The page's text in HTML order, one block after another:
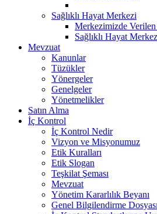
Sağlıklı Hayat Merkezi
Merkezimizde
Sağlıklı Hayat
Mevzuat
Kanunlar
Tüzükler
Yönergeler
Genelgeler
Yönetmelikler
Satın Alma
İç Kontrol
İç Kontrol Nedir
Vizyon ve Misyonumuz
Etik Kuralları
Etik Slogan
Teşkilat Şeması
Mevzuat
Yönetim Kararlılık Beyanı
Genel Bilgilendirme Dosyası